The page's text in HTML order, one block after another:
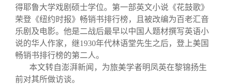
校友服务
终身学习
信息化服务
校友总会
总会简介
关闭
得耶鲁大学戏剧硕士学位。第一部英文小说《花鼓歌》
荣登《纽约时报》畅销书排行榜，且被改编为百老汇音
乐剧及电影。他是二战后最早以中国人题材撰写英语小
说的华人作家，继1930年代林语堂先生之后，登上美国
畅销书排行榜的第二人。
本文转自澎湃新闻，为旅美学者明凤英在黎锦扬生
前对其所做访谈。